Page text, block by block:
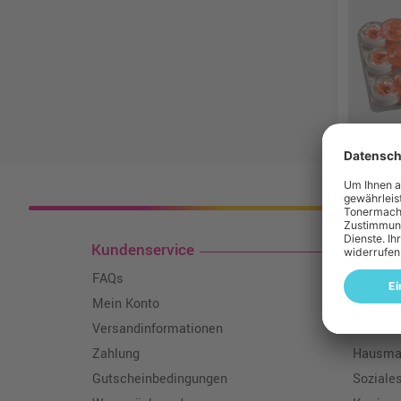
Kundenservice
FAQs
Mein Konto
Versandinformationen
Zahlung
Gutscheinbedingungen
Über uns